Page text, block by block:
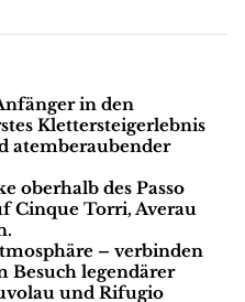
in den
Klettersteigerlebnis
atemberaubender
oberhalb des Passo
Cinque Torri, Averau
– verbinden
Besuch legendärer
und Rifugio